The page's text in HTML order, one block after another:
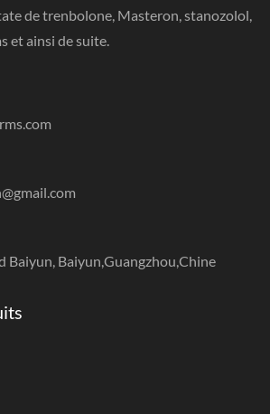
de trenbolone, Masteron, stanozolol,
et ainsi de suite.
Baiyun, Baiyun,Guangzhou,Chine